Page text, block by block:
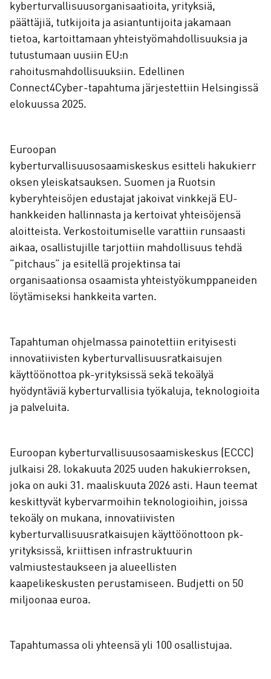
kyberturvallisuusorganisaatioita, yrityksiä,
päättäjiä, tutkijoita ja asiantuntijoita jakamaan
tietoa, kartoittamaan yhteistyömahdollisuuksia ja
tutustumaan uusiin EU:n
rahoitusmahdollisuuksiin. Edellinen
Connect4Cyber-tapahtuma järjestettiin Helsingissä
elokuussa 2025.
Euroopan
kyberturvallisuusosaamiskeskus esitteli hakukierr
oksen yleiskatsauksen. Suomen ja Ruotsin
kyberyhteisöjen edustajat jakoivat vinkkejä EU-
hankkeiden hallinnasta ja kertoivat yhteisöjensä
aloitteista. Verkostoitumiselle varattiin runsaasti
aikaa, osallistujille tarjottiin mahdollisuus tehdä
”pitchaus” ja esitellä projektinsa tai
organisaationsa osaamista yhteistyökumppaneiden
löytämiseksi hankkeita varten.
Tapahtuman ohjelmassa painotettiin erityisesti
innovatiivisten kyberturvallisuusratkaisujen
käyttöönottoa pk-yrityksissä sekä tekoälyä
hyödyntäviä kyberturvallisia työkaluja, teknologioita
ja palveluita.
Euroopan kyberturvallisuusosaamiskeskus (ECCC)
julkaisi 28. lokakuuta 2025 uuden hakukierroksen,
joka on auki 31. maaliskuuta 2026 asti. Haun teemat
keskittyvät kybervarmoihin teknologioihin, joissa
tekoäly on mukana, innovatiivisten
kyberturvallisuusratkaisujen käyttöönottoon pk-
yrityksissä, kriittisen infrastruktuurin
valmiustestaukseen ja alueellisten
kaapelikeskusten perustamiseen. Budjetti on 50
miljoonaa euroa.
Tapahtumassa oli yhteensä yli 100 osallistujaa.